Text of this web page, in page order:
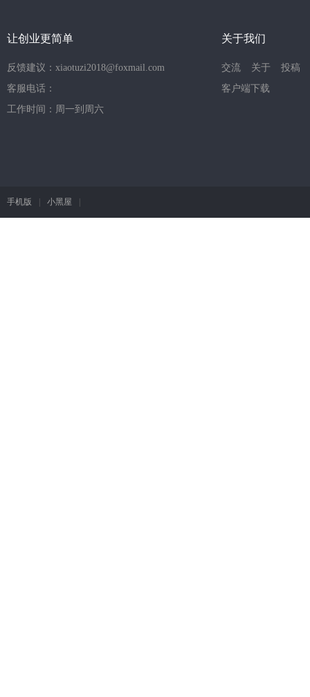
让创业更简单
反馈建议：xiaotuzi2018@foxmail.com
客服电话：
工作时间：周一到周六
关于我们
交流 关于
投稿
客户端下载
手机版 | 小黑屋 |